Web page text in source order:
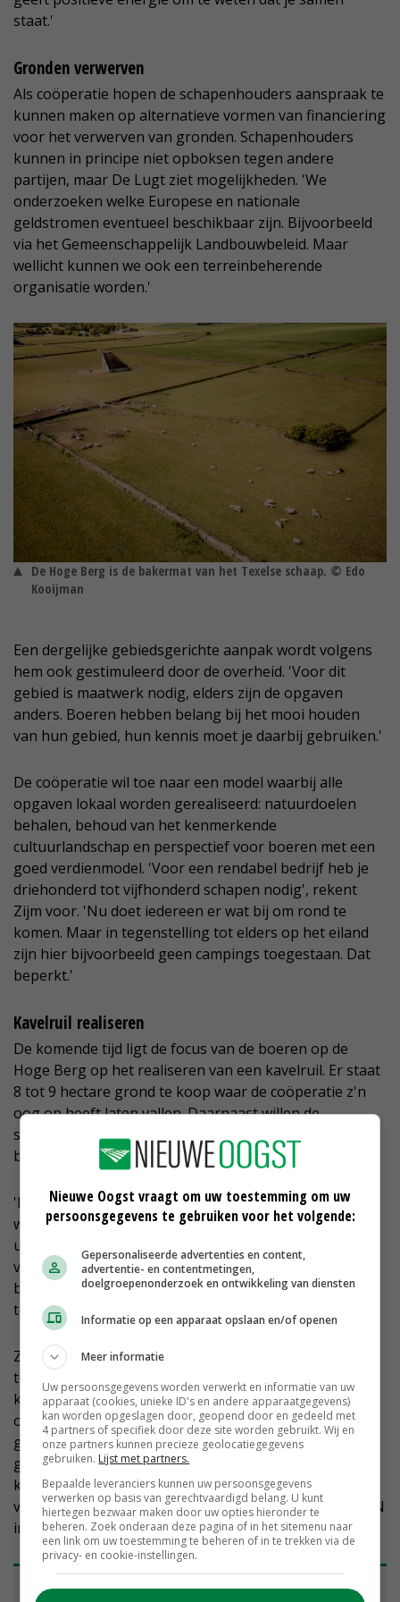
staat.'
Gronden verwerven
Als coöperatie hopen de schapenhouders aanspraak te
kunnen maken op alternatieve vormen van financiering
voor het verwerven van gronden. Schapenhouders
kunnen in principe niet opboksen tegen andere
partijen, maar De Lugt ziet mogelijkheden. 'We
onderzoeken welke Europese en nationale
geldstromen eventueel beschikbaar zijn. Bijvoorbeeld
via het Gemeenschappelijk Landbouwbeleid. Maar
wellicht kunnen we ook een terreinbeherende
organisatie worden.'
De Hoge Berg is de bakermat van het Texelse schaap. © Edo
Kooijman
Een dergelijke gebiedsgerichte aanpak wordt volgens
hem ook gestimuleerd door de overheid. 'Voor dit
gebied is maatwerk nodig, elders zijn de opgaven
anders. Boeren hebben belang bij het mooi houden
van hun gebied, hun kennis moet je daarbij gebruiken.'
De coöperatie wil toe naar een model waarbij alle
opgaven lokaal worden gerealiseerd: natuurdoelen
behalen, behoud van het kenmerkende
cultuurlandschap en perspectief voor boeren met een
goed verdienmodel. 'Voor een rendabel bedrijf heb je
driehonderd tot vijfhonderd schapen nodig', rekent
Zijm voor. 'Nu doet iedereen er wat bij om rond te
komen. Maar in tegenstelling tot elders op het eiland
zijn hier bijvoorbeeld geen campings toegestaan. Dat
beperkt.'
Kavelruil realiseren
De komende tijd ligt de focus van de boeren op de
Hoge Berg op het realiseren van een kavelruil. Er staat
8 tot 9 hectare grond te koop waar de coöperatie z'n
oog op heeft laten vallen. Daarnaast willen de
schapenhouders toe naar een meer biodiverse
bedrijfsvoering.
'Met jaarrond schapen in de wei is ook beter
weidevogelbeheer mogelijk. We gaan ook plannen
uitwerken voor kruidenrijk gras, om zo de gezondheid
van de schapen te vergroten. Wat vervolgens weer
bijdraagt aan een betere waterkwaliteit', licht De Lugt
toe.
Zijm en De Lugt concluderen dat overheden positief
tegen de coöperatie aankijken. Begin deze maand
kwamen vertegenwoordigers van terreinbeherende
organisaties, gemeente en provincie langs voor een
gesprek. Het steunt de coöperatie in haar hoop dat
gestelde doelen worden gehaald. De Lugt: 'Als wij de
komende jaren 40 tot 50 hectare kunnen verwerven
voor schapenhouders, komt de afronding van het NNN
in dit gebied ook dichterbij.'
Gebiedsplan op Texel wordt breed gedragen
Nieuwe Oogst vraagt om uw toestemming om uw
persoonsgegevens te gebruiken voor het volgende:
Gepersonaliseerde advertenties en content,
advertentie- en contentmetingen,
doelgroepenonderzoek en ontwikkeling van diensten
Informatie op een apparaat opslaan en/of openen
Meer informatie
Uw persoonsgegevens worden verwerkt en informatie van uw
apparaat (cookies, unieke ID's en andere apparaatgegevens)
kan worden opgeslagen door, geopend door en gedeeld met
4 partners of specifiek door deze site worden gebruikt. Wij en
onze partners kunnen precieze geolocatiegegevens
gebruiken. Lijst met partners.
Bepaalde leveranciers kunnen uw persoonsgegevens
verwerken op basis van gerechtvaardigd belang. U kunt
hiertegen bezwaar maken door uw opties hieronder te
beheren. Zoek onderaan deze pagina of in het sitemenu naar
een link om uw toestemming te beheren of in te trekken via de
privacy- en cookie-instellingen.